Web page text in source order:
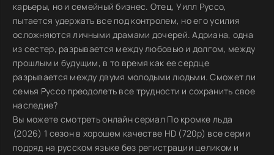
карьеры, но и семейный бизнес. Отец, Уилл Руссо,
пытается удержать все под контролем, но его усилия
осложняются личными драмами дочерей. Адриана, одна
из сестер, разрывается между любовью и долгом, между
прошлым и будущим, в то время как ее сердце
разрывается между двумя молодыми людьми. Сможет ли
семья Руссо преодолеть все трудности и сохранить свое
наследие?
Вы можете смотреть онлайн сериал По кромке льда
(2026) 1 сезон в хорошем качестве HD (720p) все серии
подряд на русском языке без регистрации целиком и